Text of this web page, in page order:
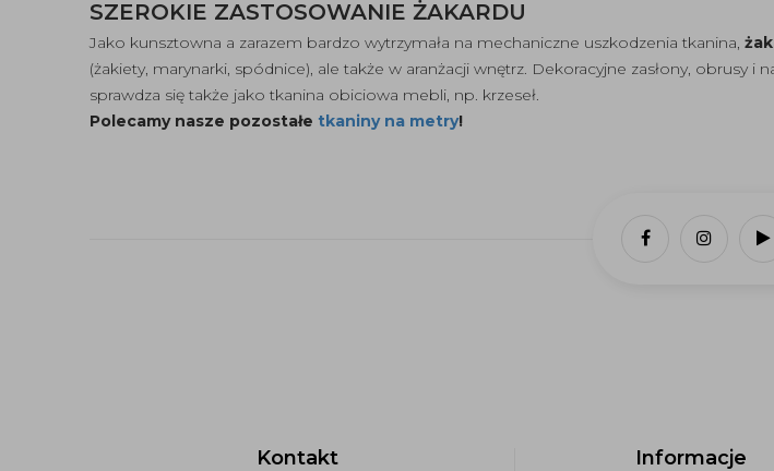
SZEROKIE ZASTOSOWANIE ŻAKARDU
Jako kunsztowna a zarazem bardzo wytrzymała na mechaniczne uszkodzenia tkanina,
(żakiety, marynarki, spódnice), ale także w aranżacji wnętrz. Dekoracyjne zasłony, obrusy
sprawdza się także jako tkanina obiciowa mebli, np. krzeseł.
Polecamy nasze pozostałe tkaniny na metry!
Informacje
Kontakt